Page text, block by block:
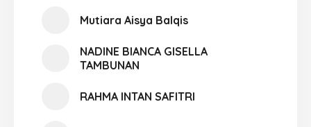
Mutiara Aisya Balqis
NADINE BIANCA GISELLA
TAMBUNAN
RAHMA INTAN SAFITRI